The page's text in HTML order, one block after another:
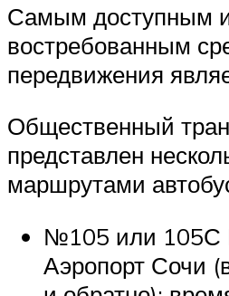
Самым доступным
востребованным
передвижения
Общественный
представлен
маршрутами
№105 или 105С
Аэропорт Сочи